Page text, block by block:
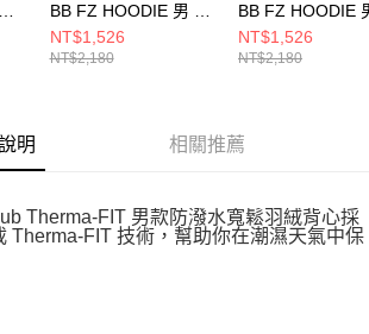
BB FZ HOODIE 男 連
帽上衣 FN3862063
NT$1,526
NT$2,180
BB FZ HOODIE
帽外套
NT$1,526
NT$2,180
明 相關推薦
Therma-FIT 男款防潑水寬鬆羽絨背心採
Therma-FIT 技術，幫助你在潮濕天氣中保